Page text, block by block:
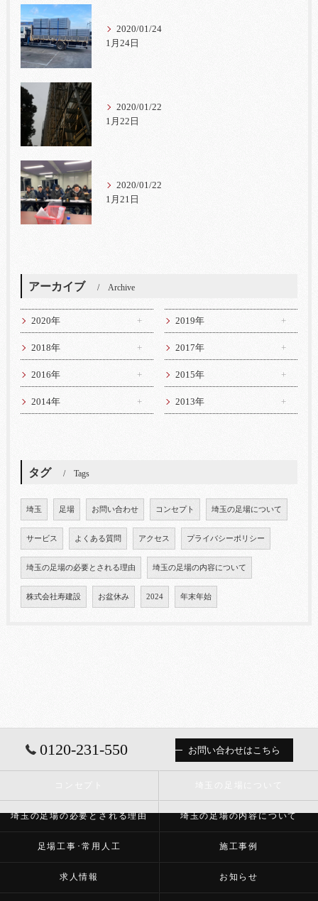
2020/01/24
1月24日
2020/01/22
1月22日
2020/01/22
1月21日
アーカイブ Archive
2020年 2019年
2018年 2017年
2016年 2015年
2014年 2013年
タグ Tags
埼玉 足場 お問い合わせ コンセプト 埼玉の足場について
サービス よくある質問 アクセス プライバシーポリシー
埼玉の足場の必要とされる理由 埼玉の足場の内容について
株式会社寿建設 お盆休み 2024 年末年始
0120-231-550 お問い合わせはこちら
埼玉の足場の必要とされる理由 埼玉の足場の内容について
足場工事･常用人工 施工事例
求人情報 お知らせ